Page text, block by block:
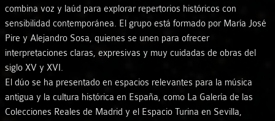
combina voz y laúd para explorar repertorios históricos con
sensibilidad contemporánea. El grupo está formado por María José
Pire y Alejandro Sosa, quienes se unen para ofrecer
interpretaciones claras, expresivas y muy cuidadas de obras del
siglo XV y XVI.
El dúo se ha presentado en espacios relevantes para la música
antigua y la cultura histórica en España, como La Galería de las
Colecciones Reales de Madrid y el Espacio Turina en Sevilla,